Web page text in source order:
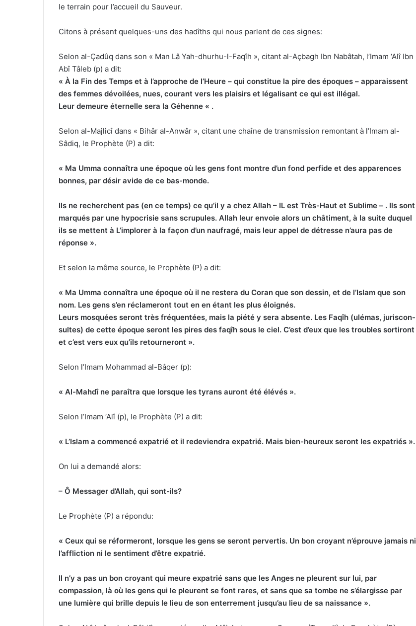
le terrain pour l’accueil du Sauveur.
Citons à présent quelques-uns des hadîths qui nous parlent de ces signes:
Selon al-Çadûq dans son « Man Lâ Yah-dhurhu-l-Faqîh », citant al-Açbagh Ibn Nabâtah, l’Imam ‘Alî Ibn
Abî Tâleb (p) a dit:
« À la Fin des Temps et à l’approche de l’Heure – qui constitue la pire des époques – apparaissent
des femmes dévoilées, nues, courant vers les plaisirs et légalisant ce qui est illégal.
Leur demeure éternelle sera la Géhenne « .
Selon al-Majlicî dans « Bihâr al-Anwâr », citant une chaîne de transmission remontant à l’Imam al-
Sâdiq, le Prophète (P) a dit:
« Ma Umma connaîtra une époque où les gens font montre d’un fond perfide et des apparences
bonnes, par désir avide de ce bas-monde.
Ils ne recherchent pas (en ce temps) ce qu’il y a chez Allah – IL est Très-Haut et Sublime – . Ils sont
marqués par une hypocrisie sans scrupules. Allah leur envoie alors un châtiment, à la suite duquel
ils se mettent à L’implorer à la façon d’un naufragé, mais leur appel de détresse n’aura pas de
réponse ».
Et selon la même source, le Prophète (P) a dit:
« Ma Umma connaîtra une époque où il ne restera du Coran que son dessin, et de l’Islam que son
nom. Les gens s’en réclameront tout en en étant les plus éloignés.
Leurs mosquées seront très fréquentées, mais la piété y sera absente. Les Faqîh (ulémas, juriscon-
sultes) de cette époque seront les pires des faqîh sous le ciel. C’est d’eux que les troubles sortiront
et c’est vers eux qu’ils retourneront ».
Selon l’Imam Mohammad al-Bâqer (p):
« Al-Mahdî ne paraîtra que lorsque les tyrans auront été élévés ».
Selon l’Imam ‘Alî (p), le Prophète (P) a dit:
« L’Islam a commencé expatrié et il redeviendra expatrié. Mais bien-heureux seront les expatriés ».
On lui a demandé alors:
– Ô Messager d’Allah, qui sont-ils?
Le Prophète (P) a répondu:
« Ceux qui se réformeront, lorsque les gens se seront pervertis. Un bon croyant n’éprouve jamais ni
l’affliction ni le sentiment d’être expatrié.
Il n’y a pas un bon croyant qui meure expatrié sans que les Anges ne pleurent sur lui, par
compassion, là où les gens qui le pleurent se font rares, et sans que sa tombe ne s’élargisse par
une lumière qui brille depuis le lieu de son enterrement jusqu’au lieu de sa naissance ».